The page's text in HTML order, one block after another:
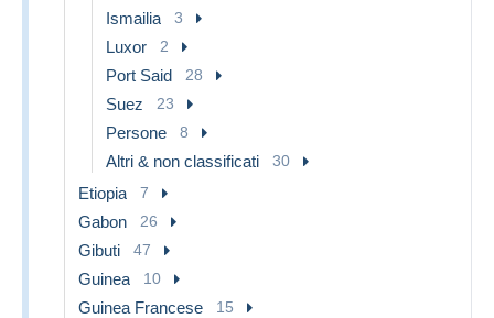
Ismailia 3
Luxor 2
Port Said 28
Suez 23
Persone 8
Altri & non classificati 30
Etiopia 7
Gabon 26
Gibuti 47
Guinea 10
Guinea Francese 15